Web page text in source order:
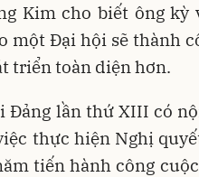
Kim cho biết ông kỳ
một Đại hội sẽ thành
triển toàn diện hơn.
lần thứ XIII có
thực hiện Nghị
tiến hành công